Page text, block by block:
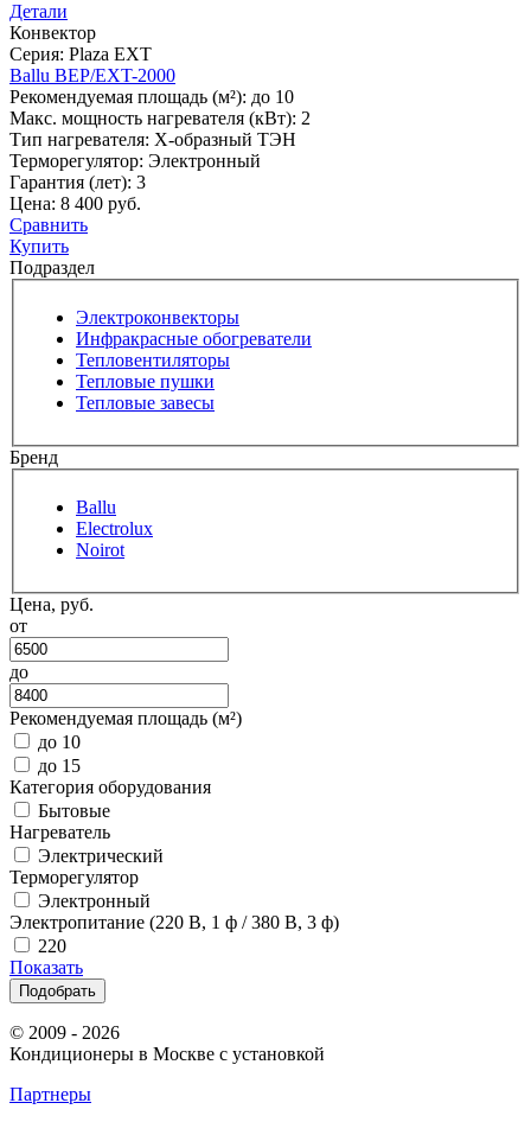
Детали
Конвектор
Серия: Plaza EXT
Ballu BEP/EXT-2000
Рекомендуемая площадь (м²): до 10
Макс. мощность нагревателя (кВт): 2
Тип нагревателя: Х-образный ТЭН
Терморегулятор: Электронный
Гарантия (лет): 3
Цена: 8 400 руб.
Сравнить
Купить
Подраздел
Электроконвекторы
Инфракрасные обогреватели
Тепловентиляторы
Тепловые пушки
Тепловые завесы
Бренд
Ballu
Electrolux
Noirot
Цена, руб.
от
до
Рекомендуемая площадь (м²)
до 10
до 15
Категория оборудования
Бытовые
Нагреватель
Электрический
Терморегулятор
Электронный
Электропитание (220 В, 1 ф / 380 В, 3 ф)
220
Показать
Подобрать
© 2009 - 2026
Кондиционеры в Москве с установкой
Партнеры